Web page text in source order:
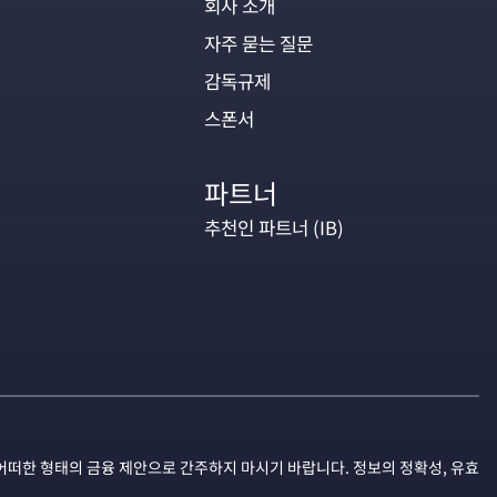
회사 소개
자주 묻는 질문
감독규제
스폰서
파트너
추천인 파트너 (IB)
한 형태의 금융 제안으로 간주하지 마시기 바랍니다. 정보의 정확성, 유효